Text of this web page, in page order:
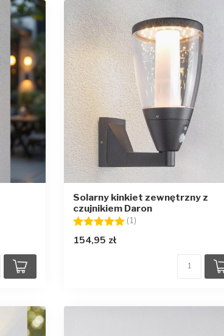
Solarny kinkiet zewnętrzny z
czujnikiem Daron
Ocena:
(1)
154,95 zł